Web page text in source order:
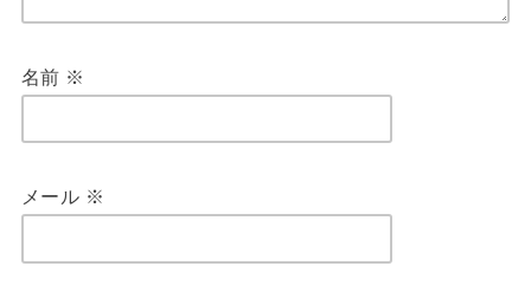
名前 ※
メール ※